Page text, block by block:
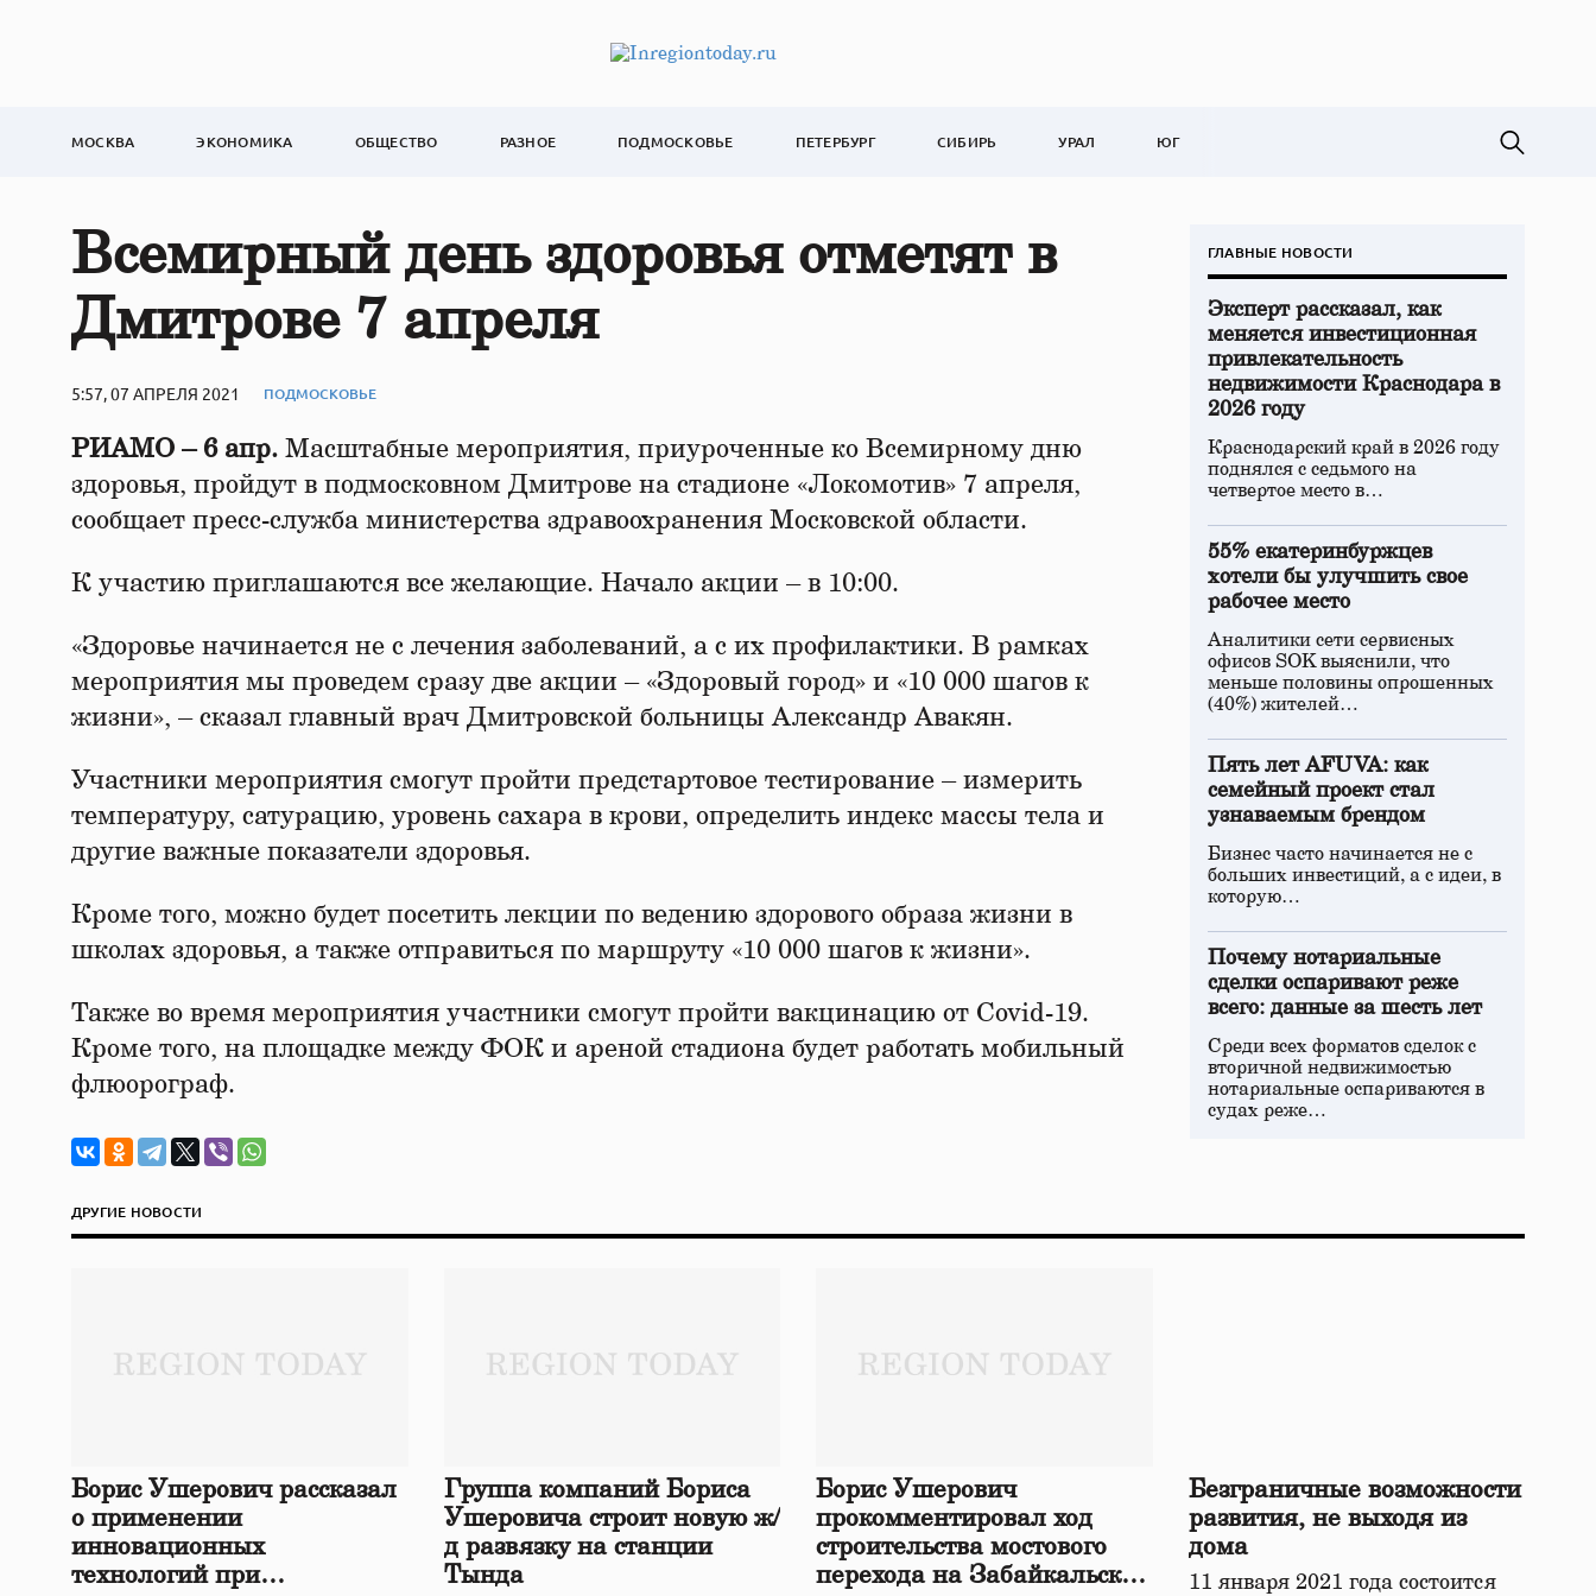
МОСКВА ЭКОНОМИКА ОБЩЕСТВО РАЗНОЕ ПОДМОСКОВЬЕ ПЕТЕРБУРГ СИБИРЬ УРАЛ ЮГ
Всемирный день здоровья отметят в
Дмитрове 7 апреля
5:57, 07 АПРЕЛЯ 2021 ПОДМОСКОВЬЕ
РИАМО – 6 апр. Масштабные мероприятия, приуроченные ко Всемирному дню
здоровья, пройдут в подмосковном Дмитрове на стадионе «Локомотив» 7 апреля,
сообщает пресс-служба министерства здравоохранения Московской области.
К участию приглашаются все желающие. Начало акции – в 10:00.
«Здоровье начинается не с лечения заболеваний, а с их профилактики. В рамках
мероприятия мы проведем сразу две акции – «Здоровый город» и «10 000 шагов к
жизни», – сказал главный врач Дмитровской больницы Александр Авакян.
Участники мероприятия смогут пройти предстартовое тестирование – измерить
температуру, сатурацию, уровень сахара в крови, определить индекс массы тела и
другие важные показатели здоровья.
Кроме того, можно будет посетить лекции по ведению здорового образа жизни в
школах здоровья, а также отправиться по маршруту «10 000 шагов к жизни».
Также во время мероприятия участники смогут пройти вакцинацию от Covid-19.
Кроме того, на площадке между ФОК и ареной стадиона будет работать мобильный
флюорограф.
ГЛАВНЫЕ НОВОСТИ
Эксперт рассказал, как
меняется инвестиционная
привлекательность
недвижимости Краснодара в
2026 году
Краснодарский край в 2026 году
поднялся с седьмого на
четвертое место в…
55% екатеринбуржцев
хотели бы улучшить свое
рабочее место
Аналитики сети сервисных
офисов SOK выяснили, что
меньше половины опрошенных
(40%) жителей…
Пять лет AFUVA: как
семейный проект стал
узнаваемым брендом
Бизнес часто начинается не с
больших инвестиций, а с идеи, в
которую…
Почему нотариальные
сделки оспаривают реже
всего: данные за шесть лет
Среди всех форматов сделок с
вторичной недвижимостью
нотариальные оспариваются в
судах реже…
ДРУГИЕ НОВОСТИ
Борис Ушерович рассказал
о применении
инновационных
технологий при
Группа компаний Бориса
Ушеровича строит новую ж/
д развязку на станции
Тында
Борис Ушерович
прокомментировал ход
строительства мостового
перехода на Забайкальской
Безграничные возможности
развития, не выходя из
дома
11 января 2021 года состоится